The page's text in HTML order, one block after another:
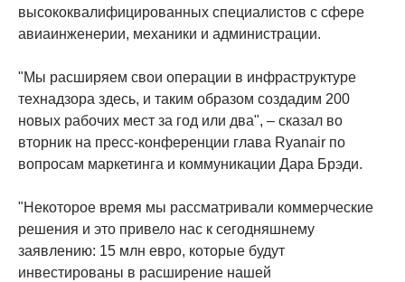
высококвалифицированных специалистов с сфере
авиаинженерии, механики и администрации.
"Мы расширяем свои операции в инфраструктуре
технадзора здесь, и таким образом создадим 200
новых рабочих мест за год или два", – сказал во
вторник на пресс-конференции глава Ryanair по
вопросам маркетинга и коммуникации Дара Брэди.
"Некоторое время мы рассматривали коммерческие
решения и это привело нас к сегодняшнему
заявлению: 15 млн евро, которые будут
инвестированы в расширение нашей